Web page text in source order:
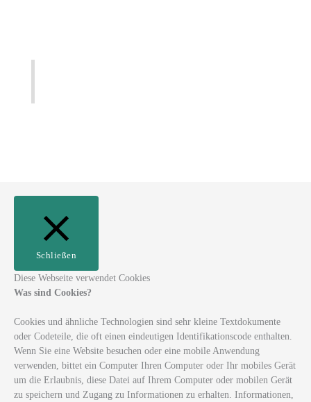
Schließen
Diese Webseite verwendet Cookies
Was sind Cookies?
Cookies und ähnliche Technologien sind sehr kleine Textdokumente
oder Codeteile, die oft einen eindeutigen Identifikationscode enthalten.
Wenn Sie eine Website besuchen oder eine mobile Anwendung
verwenden, bittet ein Computer Ihren Computer oder Ihr mobiles Gerät
um die Erlaubnis, diese Datei auf Ihrem Computer oder mobilen Gerät
zu speichern und Zugang zu Informationen zu erhalten. Informationen,